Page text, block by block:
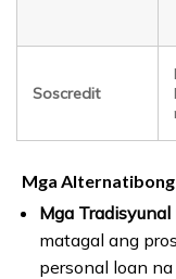
Soscredit
Mga
Mga
matagal ang
personal loan